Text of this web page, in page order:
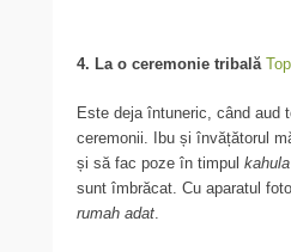
4. La o ceremonie tribală Top
Este deja întuneric, când aud
ceremonii. Ibu și învățătorul
și să fac poze în timpul kahula
sunt îmbrăcat. Cu aparatul
rumah adat.